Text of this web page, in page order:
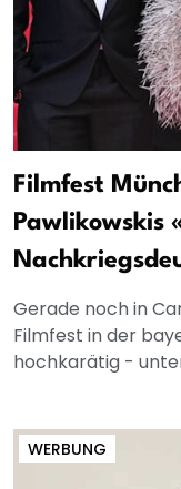
Filmfest
Pawlikowskis
Gerade noch in
Filmfest in der
hochkarätig -
WERBUNG